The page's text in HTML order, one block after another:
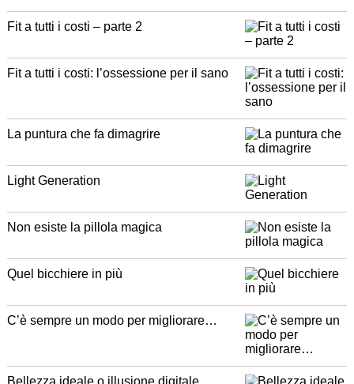
Fit a tutti i costi – parte 2
Fit a tutti i costi: l’ossessione per il sano
La puntura che fa dimagrire
Light Generation
Non esiste la pillola magica
Quel bicchiere in più
C’è sempre un modo per migliorare…
Bellezza ideale o illusione digitale